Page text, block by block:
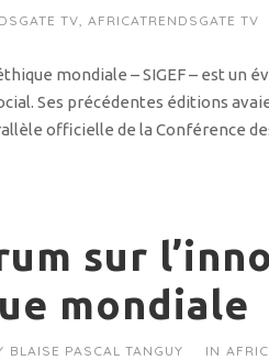
TV, AFRICATRENDSGATE TV
mondiale – SIGEF – est
Ses précédentes éditions
officielle de la Conférence
sur
mondiale
BLAISE PASCAL TANGUY IN